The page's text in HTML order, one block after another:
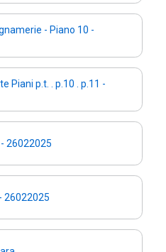
- Piano 10 -
Piani p.t. . p.10 . p.11 -
26022025
26022025